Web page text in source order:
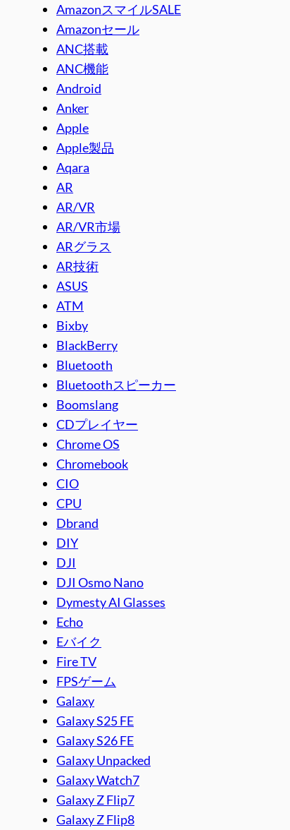
AmazonスマイルSALE
Amazonセール
ANC搭載
ANC機能
Android
Anker
Apple
Apple製品
Aqara
AR
AR/VR
AR/VR市場
ARグラス
AR技術
ASUS
ATM
Bixby
BlackBerry
Bluetooth
Bluetoothスピーカー
Boomslang
CDプレイヤー
Chrome OS
Chromebook
CIO
CPU
Dbrand
DIY
DJI
DJI Osmo Nano
Dymesty AI Glasses
Echo
Eバイク
Fire TV
FPSゲーム
Galaxy
Galaxy S25 FE
Galaxy S26 FE
Galaxy Unpacked
Galaxy Watch7
Galaxy Z Flip7
Galaxy Z Flip8